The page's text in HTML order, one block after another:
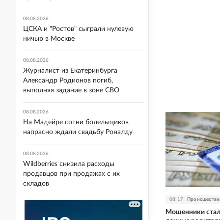
08:17
Мошенники
08.08.2026
ЦСКА и "Ростов" сыграли нулевую
ничью в Москве
08.08.2026
Журналист из Екатеринбурга
Александр Родионов погиб,
выполняя задание в зоне СВО
08.08.2026
На Мадейре сотни болельщиков
напрасно ждали свадьбу Роналду
08.08.2026
Wildberries снизила расходы
продавцов при продажах с их
складов